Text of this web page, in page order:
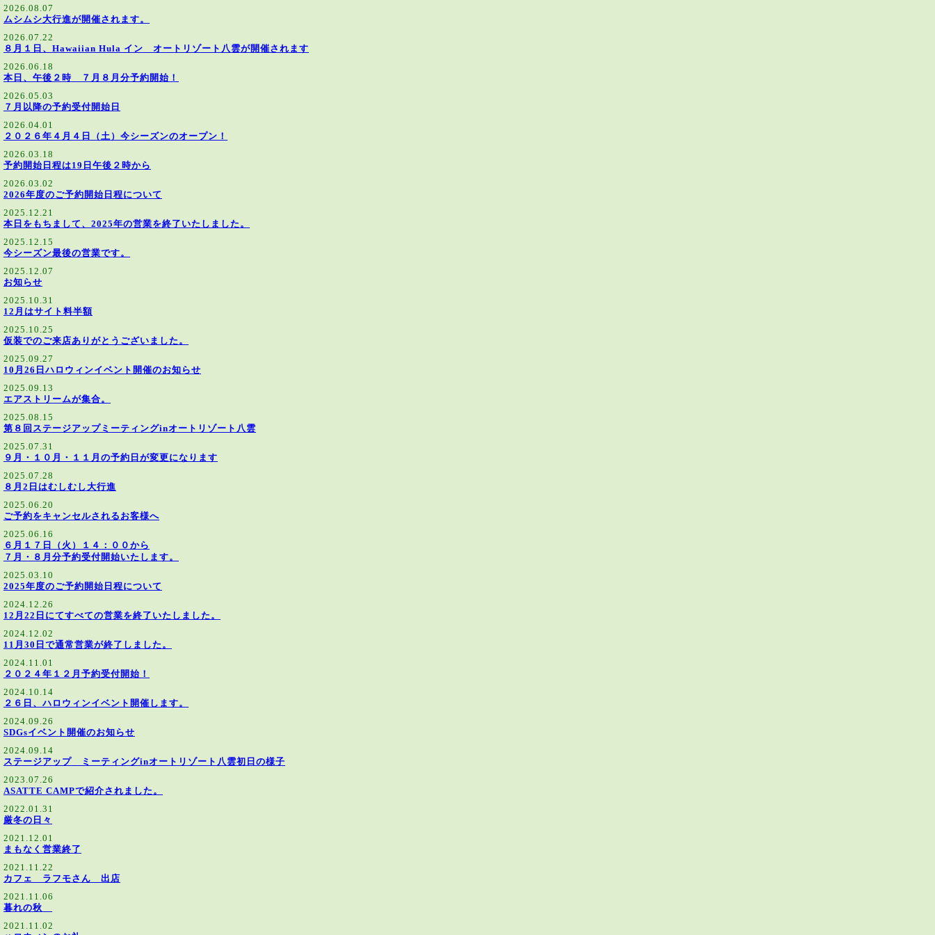
2026.08.07
ムシムシ大行進が開催されます。
2026.07.22
８月１日、Hawaiian Hula イン オートリゾート八雲が開催されます
2026.06.18
本日、午後２時 ７月８月分予約開始！
2026.05.03
７月以降の予約受付開始日
2026.04.01
２０２６年４月４日（土）今シーズンのオープン！
2026.03.18
予約開始日程は19日午後２時から
2026.03.02
2026年度のご予約開始日程について
2025.12.21
本日をもちまして、2025年の営業を終了いたしました。
2025.12.15
今シーズン最後の営業です。
2025.12.07
お知らせ
2025.10.31
12月はサイト料半額
2025.10.25
仮装でのご来店ありがとうございました。
2025.09.27
10月26日ハロウィンイベント開催のお知らせ
2025.09.13
エアストリームが集合。
2025.08.15
第８回ステージアップミーティングinオートリゾート八雲
2025.07.31
９月・１０月・１１月の予約日が変更になります
2025.07.28
８月2日はむしむし大行進
2025.06.20
ご予約をキャンセルされるお客様へ
2025.06.16
６月１７日（火）１４：００から
７月・８月分予約受付開始いたします。
2025.03.10
2025年度のご予約開始日程について
2024.12.26
12月22日にてすべての営業を終了いたしました。
2024.12.02
11月30日で通常営業が終了しました。
2024.11.01
２０２４年１２月予約受付開始！
2024.10.14
２６日、ハロウィンイベント開催します。
2024.09.26
SDGsイベント開催のお知らせ
2024.09.14
ステージアップ ミーティングinオートリゾート八雲初日の様子
2023.07.26
ASATTE CAMPで紹介されました。
2022.01.31
厳冬の日々
2021.12.01
まもなく営業終了
2021.11.22
カフェ ラフモさん 出店
2021.11.06
暮れの秋
2021.11.02